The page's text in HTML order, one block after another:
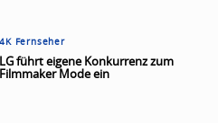
4K Fernseher
LG führt eigene Konkurrenz zum
Filmmaker Mode ein